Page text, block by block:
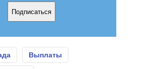
Подписаться
Выплаты